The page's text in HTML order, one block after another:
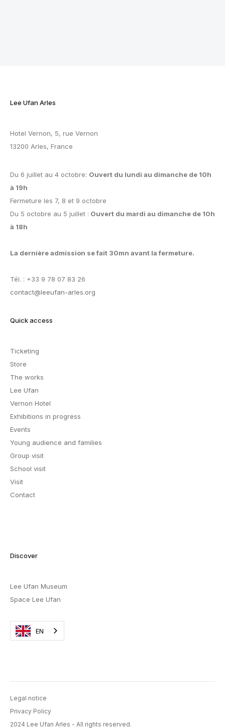
Lee Ufan Arles
Hotel Vernon, 5, rue Vernon
13200 Arles, France
Du 6 juillet au 4 octobre: Ouvert du lundi au dimanche de 10h
à 19h
Fermeture les 7, 8 et 9 octobre
Du 5 octobre au 5 juillet : Ouvert du mardi au dimanche de 10h
à 18h
La dernière admission se fait 30mn avant la fermeture.
Tél. : +33 9 78 07 83 26
contact@leeufan-arles.org
Quick access
Ticketing
Store
The works
Lee Ufan
Vernon Hotel
Exhibitions in progress
Events
Young audience and families
Group visit
School visit
Visit
Contact
Discover
Lee Ufan Museum
Space Lee Ufan
EN
Legal notice
Privacy Policy
2024 Lee Ufan Arles - All rights reserved.